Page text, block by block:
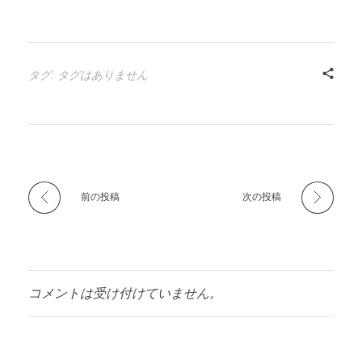
タグ: タグはありません
前の投稿 次の投稿
コメントは受け付けていません。